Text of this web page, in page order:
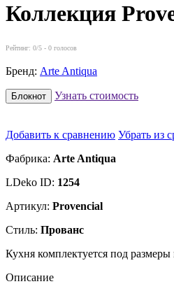
Коллекция
Рейтинг: 0/5 - 0 голосов
Бренд: Arte Antiqua
Блокнот Узнать стоимость
Добавить к сравнению Убрать из
Фабрика: Arte Antiqua
LDeko ID: 1254
Артикул: Provencial
Стиль: Прованс
Кухня комплектуется под
Описание